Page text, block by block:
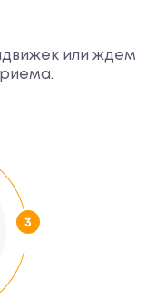
или ждем